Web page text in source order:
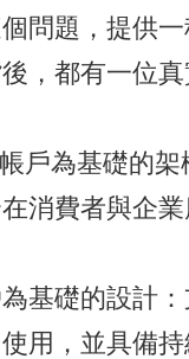
問題，提供
，都有一位
為基礎的架
消費者與企
礎的設計：
用，並具備